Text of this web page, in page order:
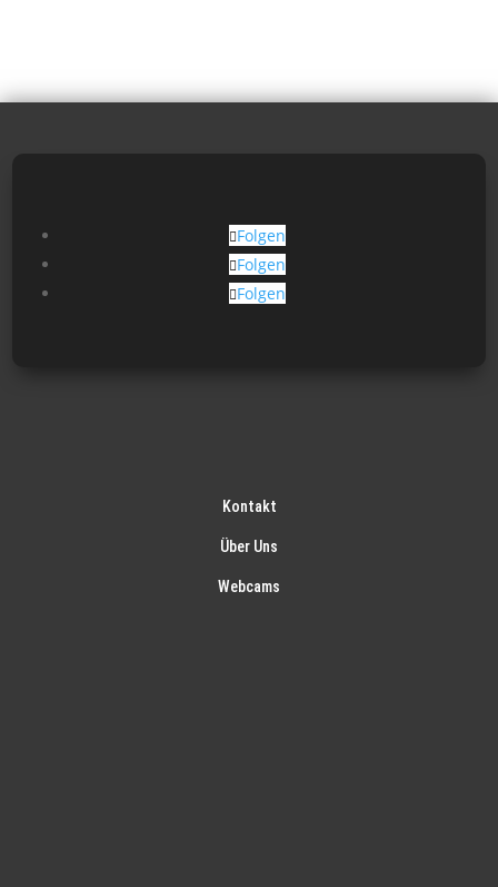
Folgen
Folgen
Folgen
Kontakt
Über Uns
Webcams